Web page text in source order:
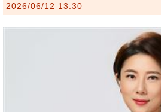
2026/06/12 13:30